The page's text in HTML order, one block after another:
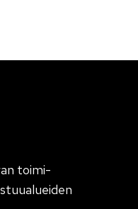
toimi­